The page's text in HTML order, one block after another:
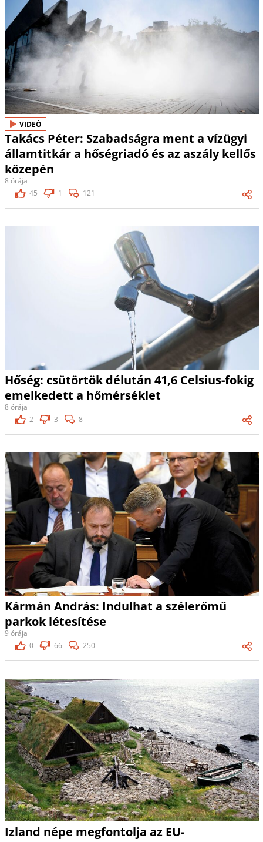
VIDEÓ
Takács Péter: Szabadságra ment a vízügyi
államtitkár a hőségriadó és az aszály kellős
közepén
8 órája
45
1 121
Hőség: csütörtök délután 41,6 Celsius-fokig
emelkedett a hőmérséklet
8 órája
2
3 8
Kármán András: Indulhat a szélerőmű
parkok létesítése
9 órája
0
66 250
Izland népe megfontolja az EU-